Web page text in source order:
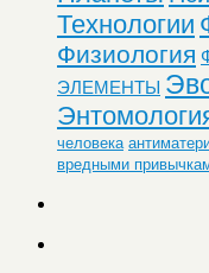
Технологии
Физиология
ЭЛЕМЕНТЫ
человека
вредными